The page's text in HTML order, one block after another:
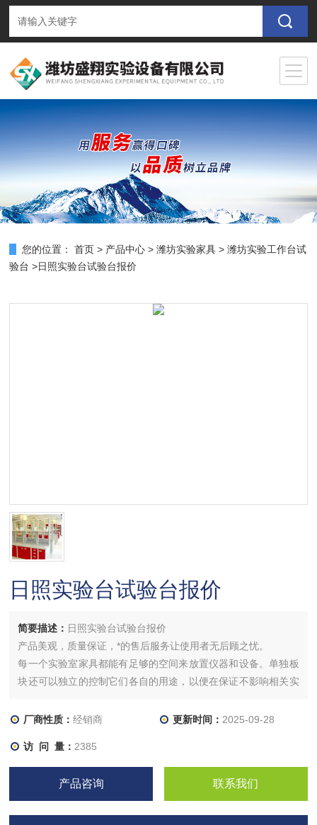
您的位置： 首页 > 产品中心 >潍坊实验家具 >潍坊实验工作台试
验台 >日照实验台试验台报价
日照实验台试验台报价
简要描述： 日照实验台试验台报价
产品美观，质量保证，*的售后服务让使用者无后顾之忧。
每一个实验室家具都能有足够的空间来放置仪器和设备。单独板
块还可以独立的控制它们各自的用途，以便在保证不影响相关实
厂商性质：经销商 更新时间： 2025-09-28
访 问 量： 2385
产品咨询 联系我们